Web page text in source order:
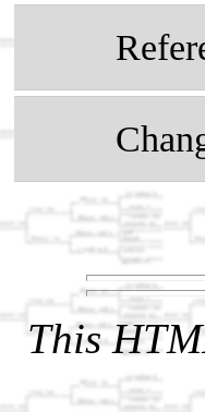
This